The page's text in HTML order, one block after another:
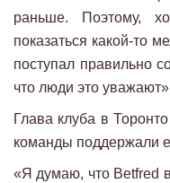
раньше. Поэтому,
показаться какой-то
поступал правильно
что люди это
Глава клуба в
команды поддержали
«Я думаю, что Betfred